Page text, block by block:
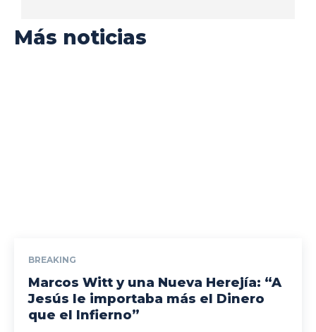
Más noticias
BREAKING
Marcos Witt y una Nueva Herejía: “A
Jesús le importaba más el Dinero
que el Infierno”